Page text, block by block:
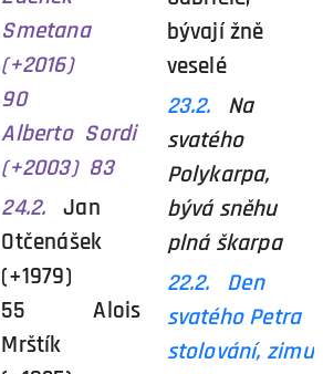
Smetana
(+2016)
90
Alberto Sordi
(+2003) 83
24.2.Jan
Otčenášek
(+1979)
55 Alois
Mrštík
bývají žně
veselé
23.2.
Na
svatého
Polykarpa,
bývá sněhu
plná škarpa
22.2. Den
svatého Petra
stolování, zimu